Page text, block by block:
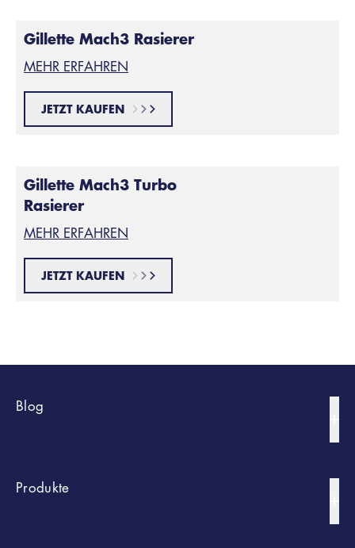
Gillette Mach3 Rasierer
MEHR ERFAHREN
JETZT KAUFEN
Gillette Mach3 Turbo
Rasierer
MEHR ERFAHREN
JETZT KAUFEN
Blog
Produkte